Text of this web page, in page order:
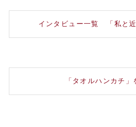
インタビュー一覧 「私と近
「タオルハンカチ」